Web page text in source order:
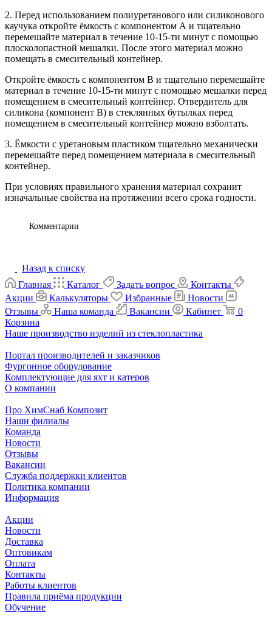
2. Перед использованием полиуретанового или силиконового
каучука откройте ёмкость с компонентом А и тщательно
перемешайте материал в течение 10-15-ти минут с помощью
плосколопастной мешалки. После этого материал можно
помещать в смесительный контейнер.
Откройте ёмкость с компонентом B и тщательно перемешайте
материал в течение 10-15-ти минут с помощью мешалки перед
помещением в смесительный контейнер. Отвердитель для
силикона (компонент B) в стеклянных бутылках перед
помещением в смесительный контейнер можно взболтать.
3. Ёмкости с уретановым пластиком тщательно механически
перемешайте перед помещением материала в смесительный
контейнер.
При условиях правильного хранения материал сохранит
изначальные свойства на протяжении всего срока годности.
Комментарии
Назад к списку
Главная
Каталог Задать вопрос
Контакты
Акции
Калькуляторы Избранные
Новости
Отзывы
Наша команда Вакансии Кабинет
0
Корзина
Наше производство изделий из стеклопластика
Портал производителей и заказчиков
Фургонное оборудование
Комплектующие для яхт и катеров
О компании
Про ХимСнаб Композит
Наши филиалы
Команда
Новости
Отзывы
Вакансии
Служба поддержки клиентов
Политика компании
Информация
Акции
Новости
Доставка
Оптовикам
Оплата
Контакты
Работы клиентов
Правила приёма продукции
Обучение